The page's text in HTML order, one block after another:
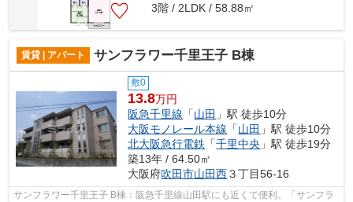
3階 / 2LDK / 58.88㎡
賃貸 | アパート サンフラワー千里王子 B棟
敷0
13.8万円
阪急千里線 「山田 」駅 徒歩10分
大阪モノレール本線 「山田 」駅 徒歩10分
北大阪急行電鉄 「千里中央 」駅 徒歩19分
築13年 / 64.50㎡
大阪府吹田市山田西３丁目56-16
サンフラワー千里王子 B棟：阪急千里線山田駅にも近くて便利。「サンフラ